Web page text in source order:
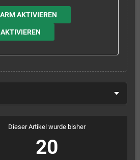
AKTIVIEREN
Dieser Artikel wurde bisher
20